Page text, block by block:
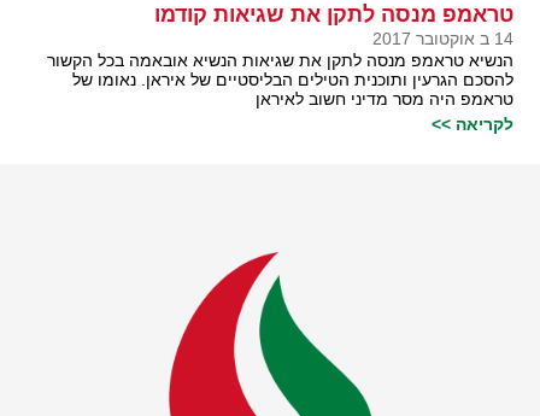
טראמפ מנסה לתקן את שגיאות קודמו
14 ב אוקטובר 2017
הנשיא טראמפ מנסה לתקן את שגיאות הנשיא אובאמה בכל הקשור
להסכם הגרעין ותוכנית הטילים הבליסטיים של איראן. נאומו של
טראמפ היה מסר מדיני חשוב לאיראן
לקריאה >>